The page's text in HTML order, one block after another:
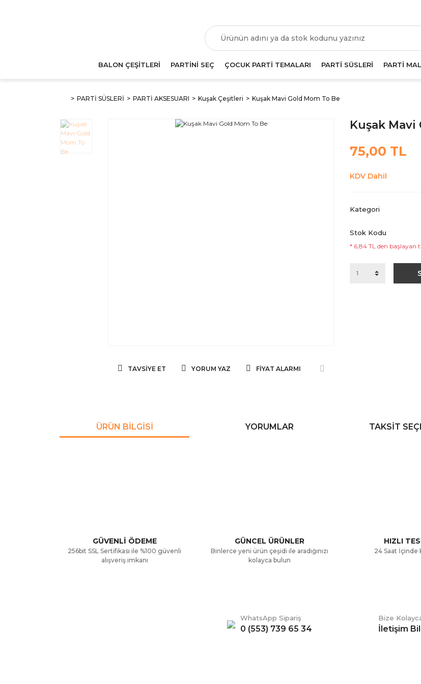
BALON ÇEŞİTLERİ PARTİNİ SEÇ ÇOCUK PARTİ TEMALARI PARTİ SÜSLERİ PARTİ
PARTİ SÜSLERİ PARTİ AKSESUARI Kuşak Çeşitleri Kuşak Mavi Gold Mom To Be
TAVSIYE ET YORUM YAZ FIYAT ALARMI
Kuşak Mavi
75,00 TL
KDV Dahil
Kategori
Stok Kodu
* 6,84 TL den başlayan
ÜRÜN BILGISI YORUMLAR TAKSIT
Ürün açıklamasında eksik bilgiler bulunuyor.
Ürün bilgilerinde hatalar bulunuyor.
GÜVENLİ ÖDEME
256bit SSL Sertifikası ile %100 güvenli
alışveriş imkanı
GÜNCEL ÜRÜNLER
Binlerce yeni ürün çeşidi ile aradığınızı
kolayca bulun
HIZLI
24 Saat İçinde
WhatsApp Sipariş
0 (553) 739 65 34
Bize
İletişim